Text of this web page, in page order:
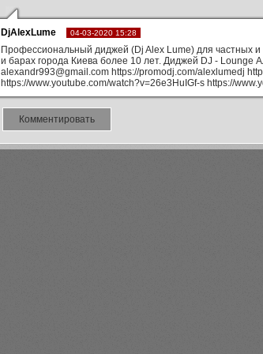
DjAlexLume 04-03-2020 15:28
Профессиональный диджей (Dj Alex Lume) для частных
и барах города Киева более 10 лет. Диджей DJ - Lounge
alexandr993@gmail.com https://promodj.com/alexlumedj
https://www.youtube.com/watch?v=26e3HuIGf-s https://
Комментировать